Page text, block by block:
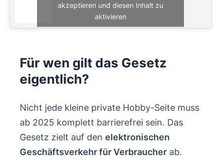
akzeptieren und diesen Inhalt zu
aktivieren
Für wen gilt das Gesetz
eigentlich?
Nicht jede kleine private Hobby-Seite muss
ab 2025 komplett barrierefrei sein. Das
Gesetz zielt auf den elektronischen
Geschäftsverkehr für Verbraucher ab.